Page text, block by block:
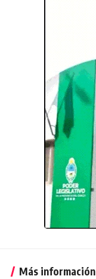
Más información